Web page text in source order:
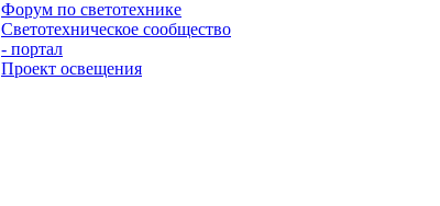
Форум по светотехнике
Светотехническое сообщество
- портал
Проект освещения